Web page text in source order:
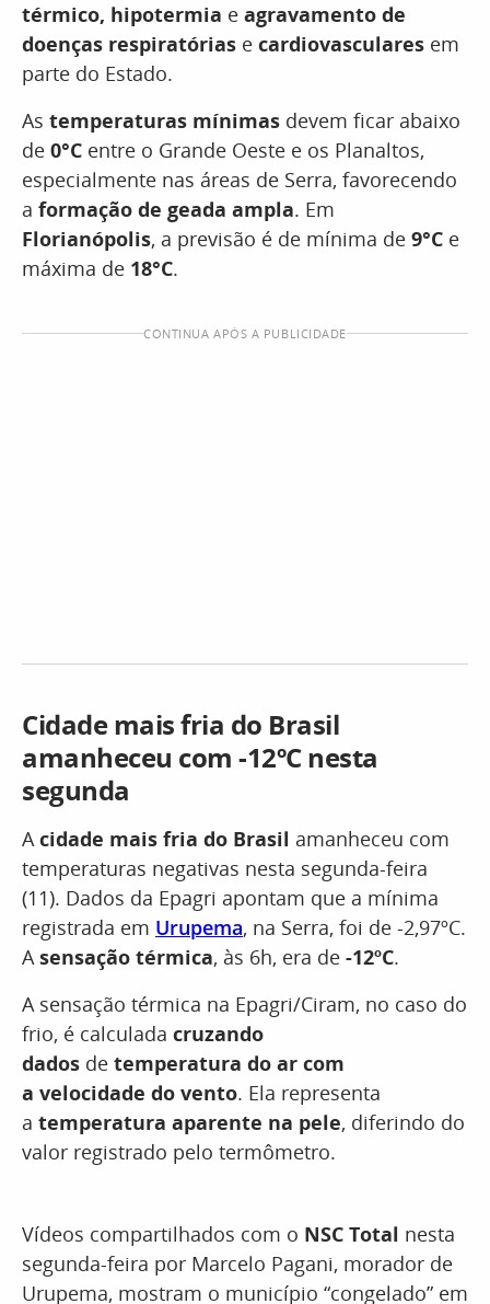
térmico, hipotermia e agravamento de
doenças respiratórias e cardiovasculares em
parte do Estado.
As temperaturas mínimas devem ficar abaixo
de 0°C entre o Grande Oeste e os Planaltos,
especialmente nas áreas de Serra, favorecendo
a formação de geada ampla. Em
Florianópolis, a previsão é de mínima de 9°C e
máxima de 18°C.
CONTINUA APÓS A PUBLICIDADE
Cidade mais fria do Brasil
amanheceu com -12ºC nesta
segunda
Acidade mais fria do Brasil amanheceu com
temperaturas negativas nesta segunda-feira
(11). Dados da Epagri apontam que a mínima
registrada em Urupema, na Serra, foi de -2,97ºC.
Asensação térmica, às 6h, era de -12ºC.
A sensação térmica na Epagri/Ciram, no caso do
frio, é calculada cruzando
dados de temperatura do ar com
a velocidade do vento. Ela representa
a temperatura aparente na pele, diferindo do
valor registrado pelo termômetro.
Vídeos compartilhados com o NSC Total nesta
segunda-feira por Marcelo Pagani, morador de
Urupema, mostram o município “congelado” em